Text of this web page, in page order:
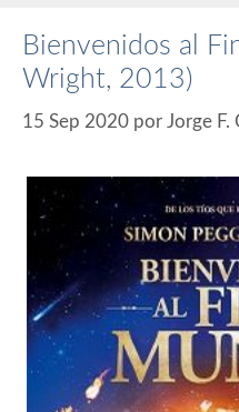
Bienvenidos al
Wright, 2013)
15 Sep 2020 por Jorge F.